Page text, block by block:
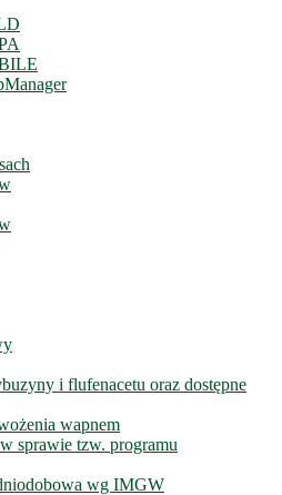
i flufenacetu oraz dostępne
wapnem
sprawie tzw. programu
wg IMGW